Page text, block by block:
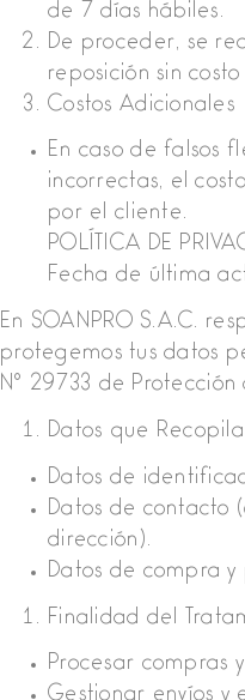
de 7 días hábiles.
De proceder, se
reposición sin
Costos Adicionales
En caso de falsos
incorrectas, el
por el cliente.
POLÍTICA DE
Fecha de última
En SOANPRO S.A.C.
protegemos tus datos
N° 29733 de Protección
Datos que
Datos de
Datos de contacto
dirección).
Datos de compra y
Finalidad del
Procesar compras